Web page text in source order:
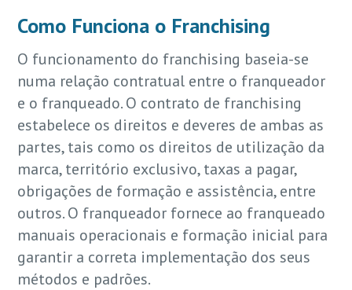
Como Funciona o Franchising
O funcionamento do franchising baseia-se
numa relação contratual entre o franqueador
e o franqueado. O contrato de franchising
estabelece os direitos e deveres de ambas as
partes, tais como os direitos de utilização da
marca, território exclusivo, taxas a pagar,
obrigações de formação e assistência, entre
outros. O franqueador fornece ao franqueado
manuais operacionais e formação inicial para
garantir a correta implementação dos seus
métodos e padrões.